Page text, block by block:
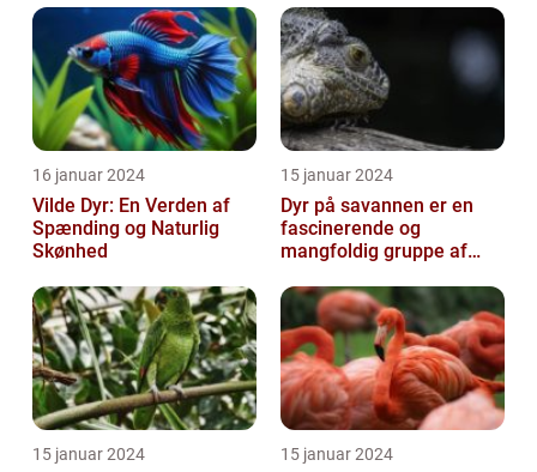
verden
16 januar 2024
Vilde Dyr: En Verden af
Spænding og Naturlig
Skønhed
15 januar 2024
Dyr på savannen er en
fascinerende og
mangfoldig gruppe af
sig det hårde o...
15 januar 2024 15 januar 2024